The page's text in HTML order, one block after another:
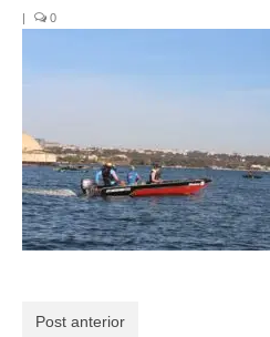
| 0
Post anterior